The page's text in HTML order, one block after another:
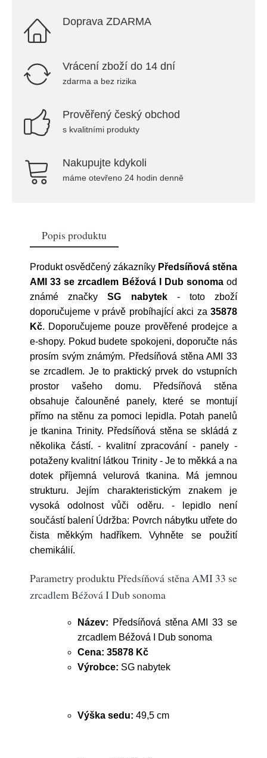
Doprava ZDARMA
Vrácení zboží do 14 dní
zdarma a bez rizika
Prověřený český obchod
s kvalitními produkty
Nakupujte kdykoli
máme otevřeno 24 hodin denně
Popis produktu
Produkt osvědčený zákazníky Předsíňová stěna
AMI 33 se zrcadlem Béžová I Dub sonomaod
známé značkySG nabytek- toto zboží
doporučujeme v právě probíhající akci za 35878
Kč. Doporučujeme pouze prověřené prodejce a
e-shopy. Pokud budete spokojeni, doporučte nás
prosím svým známým. Předsíňová stěna AMI 33
se zrcadlem. Je to praktický prvek do vstupních
prostor vašeho domu. Předsíňová stěna
obsahuje čalouněné panely, které se montují
přímo na stěnu za pomoci lepidla. Potah panelů
je tkanina Trinity. Předsíňová stěna se skládá z
několika částí. - kvalitní zpracování - panely -
potaženy kvalitní látkou Trinity - Je to měkká a na
dotek příjemná velurová tkanina. Má jemnou
strukturu. Jejím charakteristickým znakem je
vysoká odolnost vůči oděru. - lepidlo není
součástí balení Údržba: Povrch nábytku utřete do
čista měkkým hadříkem. Vyhněte se použití
chemikálií.
Parametry produktu Předsíňová stěna AMI 33 se
zrcadlem Béžová I Dub sonoma
Název: Předsíňová stěna AMI 33 se
zrcadlem Béžová I Dub sonoma
Cena: 35878 Kč
Výrobce: SG nabytek
Výška sedu: 49,5 cm